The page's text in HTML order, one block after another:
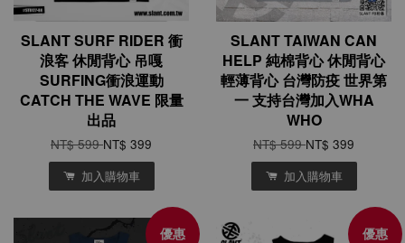
SLANT SURF RIDER 衝
浪客 休閒背心 吊嘎
SURFING衝浪運動
CATCH THE WAVE 限量
出品
NT$ 599NT$ 399
加入購物車
SLANT TAIWAN CAN
HELP 純棉背心 休閒背心
輕薄背心 台灣防疫 世界第
一 支持台灣加入WHA
WHO
NT$ 599NT$ 399
加入購物車
優惠 優惠